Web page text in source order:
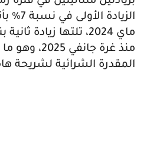
منذ غرة
المقدرة الشرائية لشريحة